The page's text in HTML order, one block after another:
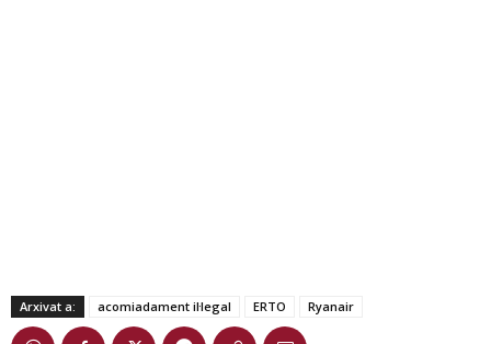
Arxivat a: acomiadament il·legal ERTO Ryanair